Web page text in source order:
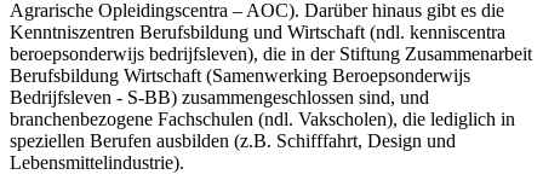
Agrarische Opleidingscentra – AOC). Darüber hinaus gibt es die
Kenntniszentren Berufsbildung und Wirtschaft (ndl. kenniscentra
beroepsonderwijs bedrijfsleven), die in der Stiftung Zusammenarbeit
Berufsbildung Wirtschaft (Samenwerking Beroepsonderwijs
Bedrijfsleven - S-BB) zusammengeschlossen sind, und
branchenbezogene Fachschulen (ndl. Vakscholen), die lediglich in
speziellen Berufen ausbilden (z.B. Schifffahrt, Design und
Lebensmittelindustrie).